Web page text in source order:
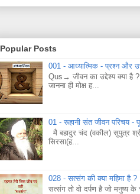
Popular Posts
001 - आध्यात्मिक - प्रश्न और
Qus→ जीवन का उद्देश्य क्या
जानना ही मोक्ष ह...
01 - रूहानी संत जीवन परिचय -
मै बहादुर चंद (वकील) सुपुत्र श्री
सिरसा(ह...
028 - सत्संग की क्या महिमा है ?
सत्संग तो वो दर्पण है जो मनुष्य